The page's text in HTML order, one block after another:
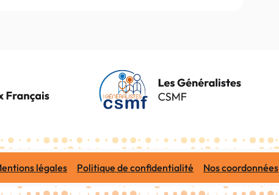
légales Politique de confidentialité Nos coordonnées